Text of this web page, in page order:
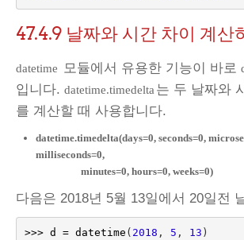
47.4.9 날짜와 시간 차이 계산
datetime 모듈에서 유용한 기능이 바로
입니다. datetime.timedelta 는 두 날짜와
를 계산할 때 사용합니다.
datetime.timedelta(days=0, seconds=0,
milliseconds=0,
minutes=0, hours=0, weeks=0)
다음은 2018년 5월 13일에서 20일전
>>> d = datetime ( 2018 , 5 , 13 )